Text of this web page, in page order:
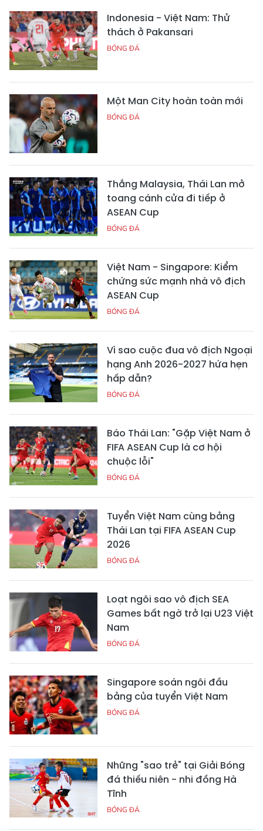
Indonesia - Việt Nam: Thử
thách ở Pakansari
BÓNG ĐÁ
Một Man City hoàn toàn mới
BÓNG ĐÁ
Thắng Malaysia, Thái Lan mở
toang cánh cửa đi tiếp ở
ASEAN Cup
BÓNG ĐÁ
Việt Nam - Singapore: Kiểm
chứng sức mạnh nhà vô địch
ASEAN Cup
BÓNG ĐÁ
Vì sao cuộc đua vô địch Ngoại
hạng Anh 2026-2027 hứa hẹn
hấp dẫn?
BÓNG ĐÁ
Báo Thái Lan: "Gặp Việt Nam ở
FIFA ASEAN Cup là cơ hội
chuộc lỗi"
BÓNG ĐÁ
Tuyển Việt Nam cùng bảng
Thái Lan tại FIFA ASEAN Cup
2026
BÓNG ĐÁ
Loạt ngôi sao vô địch SEA
Games bất ngờ trở lại U23 Việt
Nam
BÓNG ĐÁ
Singapore soán ngôi đầu
bảng của tuyển Việt Nam
BÓNG ĐÁ
Những "sao trẻ" tại Giải Bóng
đá thiếu niên - nhi đồng Hà
Tĩnh
BÓNG ĐÁ